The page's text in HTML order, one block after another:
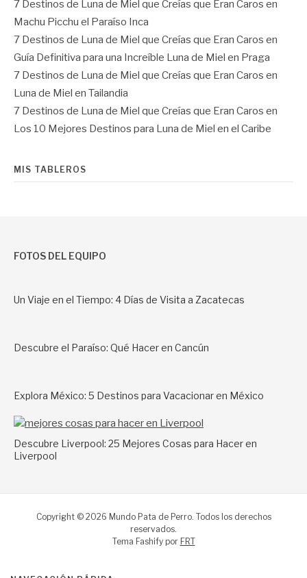
7 Destinos de Luna de Miel que Creías que Eran Caros en
Machu Picchu el Paraíso Inca
7 Destinos de Luna de Miel que Creías que Eran Caros en
Guía Definitiva para una Increíble Luna de Miel en Praga
7 Destinos de Luna de Miel que Creías que Eran Caros en
Luna de Miel en Tailandia
7 Destinos de Luna de Miel que Creías que Eran Caros en
Los 10 Mejores Destinos para Luna de Miel en el Caribe
MIS TABLEROS
FOTOS DEL EQUIPO
Un Viaje en el Tiempo: 4 Días de Visita a Zacatecas
Descubre el Paraíso: Qué Hacer en Cancún
Explora México: 5 Destinos para Vacacionar en México
Descubre Liverpool: 25 Mejores Cosas para Hacer en
Liverpool
Copyright © 2026 Mundo Pata de Perro. Todos los derechos
reservados.
Tema Fashify por FRT